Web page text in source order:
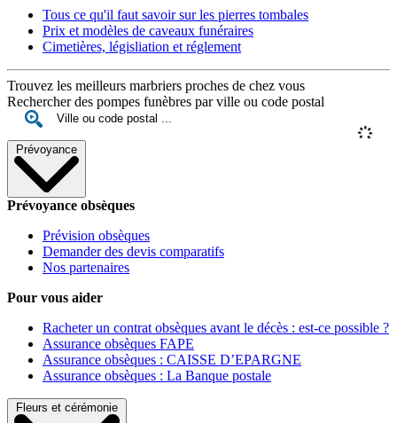
Tous ce qu'il faut savoir sur les pierres tombales
Prix et modèles de caveaux funéraires
Cimetières, législiation et réglement
Trouvez les meilleurs marbriers proches de chez vous
Rechercher des pompes funèbres par ville ou code postal
Prévoyance
Prévoyance obsèques
Prévision obsèques
Demander des devis comparatifs
Nos partenaires
Pour vous aider
Racheter un contrat obsèques avant le décès : est-ce possible ?
Assurance obsèques FAPE
Assurance obsèques : CAISSE D’EPARGNE
Assurance obsèques : La Banque postale
Fleurs et cérémonie